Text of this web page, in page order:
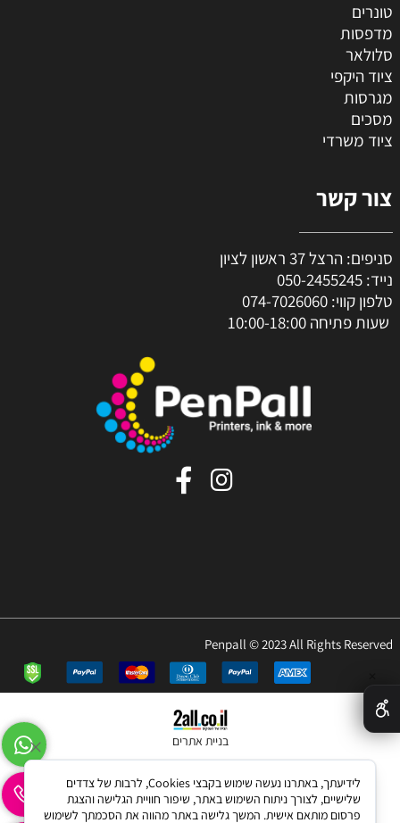
טונרים
מדפסות
סלולאר
ציוד היקפי
מגרסות
מסכים
ציוד משרדי
צור קשר
סניפים: הרצל 37 ראשון לציון
נייד: 050-2455245
טלפון קווי: 074-7026060
שעות פתיחה 10:00-18:00
Penpall © 2023 All Rights Reserved
בניית אתרים
לידיעתך, באתרנו נעשה שימוש בקבצי Cookies, לרבות של צדדים
שלישיים, לצורך ניתוח השימוש באתר, שיפור חוויית הגלישה והצגת
פרסום מותאם אישית. המשך גלישה באתר מהווה את הסכמתך לשימוש